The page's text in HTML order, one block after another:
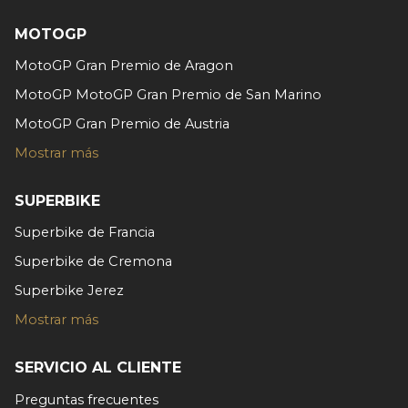
información sobre el uso que haga del sitio web con
nuestros partners de redes sociales, publicidad y análisis
que les haya proporcionado o que hayan recopilado a
partir del uso que haya hecho de sus servicios.
MOTOGP
MotoGP Gran Premio de Aragon
MotoGP MotoGP Gran Premio de San Marino
MotoGP Gran Premio de Austria
Mostrar más
SUPERBIKE
Superbike de Francia
Superbike de Cremona
Superbike Jerez
Mostrar más
SERVICIO AL CLIENTE
Preguntas frecuentes